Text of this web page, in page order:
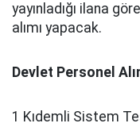
yayınladığı ilana
alımı yapacak.
Devlet Personel
1 Kıdemli Sistem